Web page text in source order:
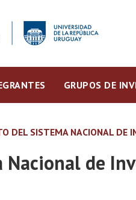
GRUPOS DE
DEL SISTEMA NACIONAL DE
de